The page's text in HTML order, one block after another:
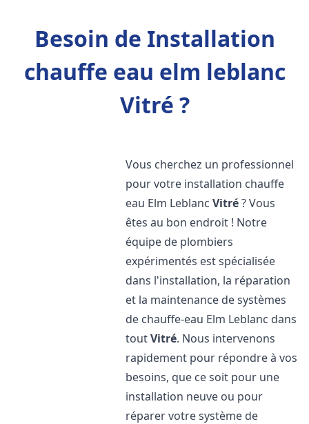
Besoin de Installation
chauffe eau elm leblanc
Vitré ?
Vous cherchez un professionnel
pour votre installation chauffe
eau Elm LeblancVitré? Vous
êtes au bon endroit ! Notre
équipe de plombiers
expérimentés est spécialisée
dans l'installation, la réparation
et la maintenance de systèmes
de chauffe-eau Elm Leblanc dans
toutVitré. Nous intervenons
rapidement pour répondre à vos
besoins, que ce soit pour une
installation neuve ou pour
réparer votre système de